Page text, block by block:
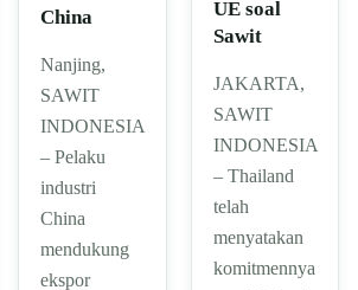
China
Nanjing,
SAWIT
INDONESIA
– Pelaku
industri
China
mendukung
ekspor
UE soal
Sawit
JAKARTA,
SAWIT
INDONESIA
– Thailand
telah
menyatakan
komitmennya